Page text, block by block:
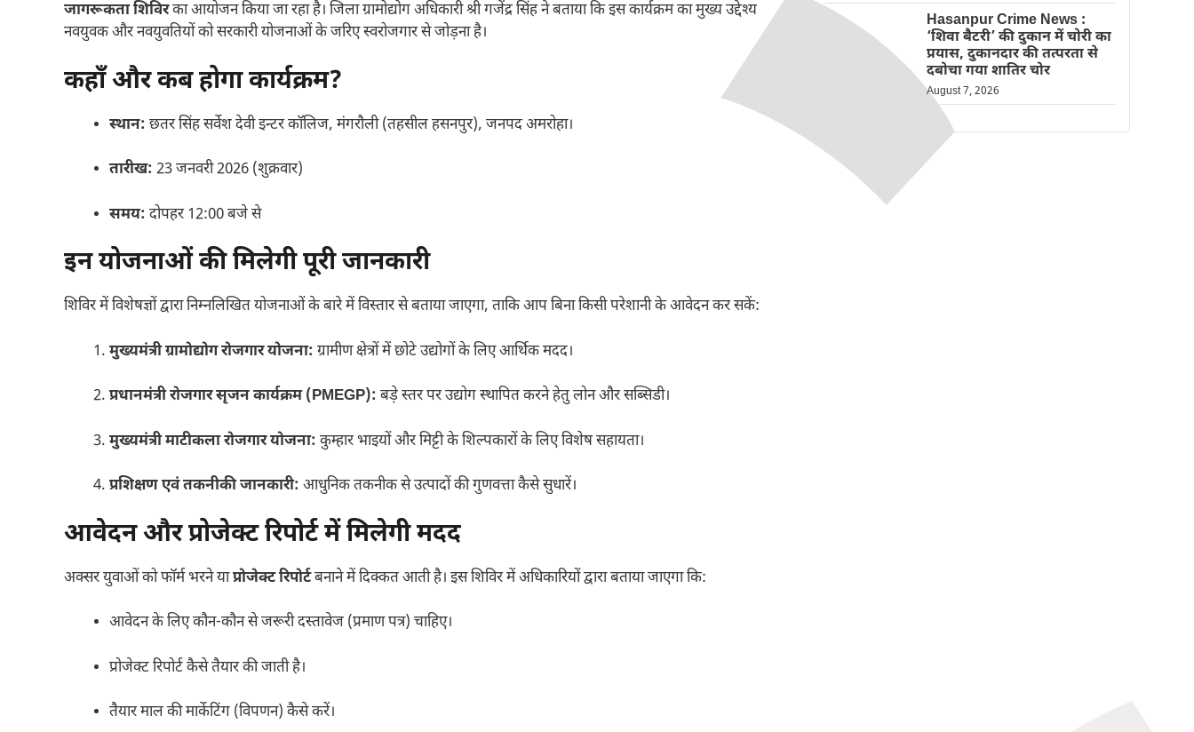
जागरूकता शिविरका आयोजन किया जा रहा है। जिला ग्रामोद्योग अधिकारी श्री गजेंद्र सिंह ने बताया कि इस कार्यक्रम का मुख्य उद्देश्य
नवयुवक और नवयुवतियों को सरकारी योजनाओं के जरिए स्वरोजगार से जोड़ना है।
कहाँ और कब होगा कार्यक्रम?
स्थान: छतर सिंह सर्वेश देवी इन्टर कॉलिज, मंगरौली (तहसील हसनपुर), जनपद अमरोहा।
तारीख: 23 जनवरी 2026 (शुक्रवार)
समय: दोपहर 12:00 बजे से
इन योजनाओं की मिलेगी पूरी जानकारी
शिविर में विशेषज्ञों द्वारा निम्नलिखित योजनाओं के बारे में विस्तार से बताया जाएगा, ताकि आप बिना किसी परेशानी के आवेदन कर सकें:
मुख्यमंत्री ग्रामोद्योग रोजगार योजना: ग्रामीण क्षेत्रों में छोटे उद्योगों के लिए आर्थिक मदद।
प्रधानमंत्री रोजगार सृजन कार्यक्रम (PMEGP): बड़े स्तर पर उद्योग स्थापित करने हेतु लोन और सब्सिडी।
मुख्यमंत्री माटीकला रोजगार योजना: कुम्हार भाइयों और मिट्टी के शिल्पकारों के लिए विशेष सहायता।
प्रशिक्षण एवं तकनीकी जानकारी: आधुनिक तकनीक से उत्पादों की गुणवत्ता कैसे सुधारें।
आवेदन और प्रोजेक्ट रिपोर्ट में मिलेगी मदद
अक्सर युवाओं को फॉर्म भरने याप्रोजेक्ट रिपोर्टबनाने में दिक्कत आती है। इस शिविर में अधिकारियों द्वारा बताया जाएगा कि:
आवेदन के लिए कौन-कौन से जरूरी दस्तावेज (प्रमाण पत्र) चाहिए।
प्रोजेक्ट रिपोर्ट कैसे तैयार की जाती है।
तैयार माल की मार्केटिंग (विपणन) कैसे करें।
Hasanpur Crime News :
‘शिवा बैटरी’ की दुकान में चोरी का
प्रयास, दुकानदार की तत्परता से
दबोचा गया शातिर चोर
August 7, 2026